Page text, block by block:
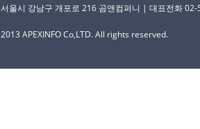
서울시 강남구 개포로 216 곰앤컴퍼니 | 대표전화
2013 APEXINFO Co,LTD. All rights reserved.